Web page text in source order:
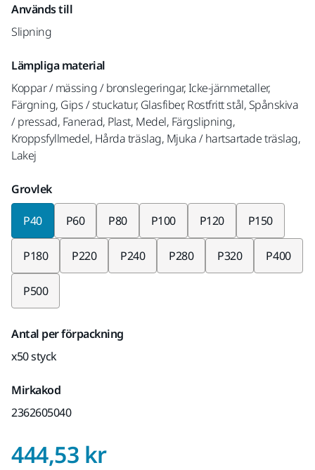
Används till
Slipning
Lämpliga material
Koppar / mässing / bronslegeringar, Icke-järnmetaller,
Färgning, Gips / stuckatur, Glasfiber, Rostfritt stål, Spånskiva
/ pressad, Fanerad, Plast, Medel, Färgslipning,
Kroppsfyllmedel, Hårda träslag, Mjuka / hartsartade träslag,
Lakej
Grovlek
P40 P60 P80 P100 P120 P150
P180 P220 P240 P280 P320 P400
P500
Antal per förpackning
x50 styck
Mirkakod
2362605040
444,53 krPris med Moms 25